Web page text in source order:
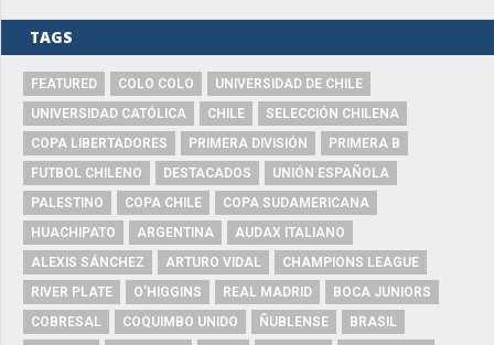
TAGS
FEATURED COLO COLO
UNIVERSIDAD DE CHILE
UNIVERSIDAD CATÓLICA
CHILE
SELECCIÓN CHILENA
COPA LIBERTADORES
PRIMERA DIVISIÓN
PRIMERA B
FUTBOL CHILENO
DESTACADOS
UNIÓN ESPAÑOLA
PALESTINO
COPA CHILE
COPA SUDAMERICANA
HUACHIPATO
ARGENTINA
AUDAX ITALIANO
ALEXIS SÁNCHEZ
ARTURO VIDAL
CHAMPIONS LEAGUE
RIVER PLATE
O'HIGGINS REAL MADRID
BOCA JUNIORS
COBRESAL
COQUIMBO UNIDO ÑUBLENSE
BRASIL